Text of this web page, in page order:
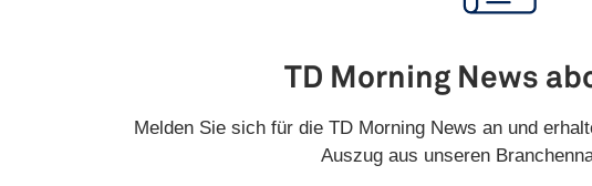
TD Morning News
Melden Sie sich für die TD Morning News an und
Auszug aus unseren